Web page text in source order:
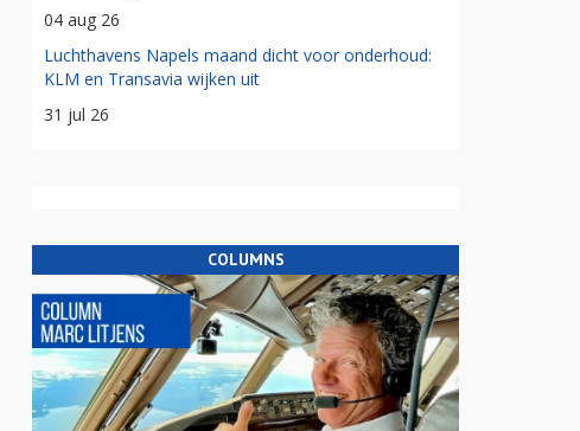
04 aug 26
Luchthavens Napels maand dicht voor onderhoud:
KLM en Transavia wijken uit
31 jul 26
COLUMNS